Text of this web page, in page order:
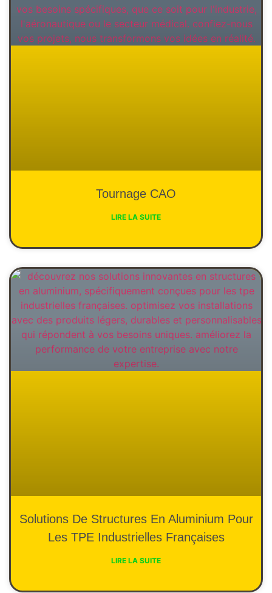
Tournage CAO
LIRE LA SUITE
Solutions De Structures En Aluminium Pour
Les TPE Industrielles Françaises
LIRE LA SUITE